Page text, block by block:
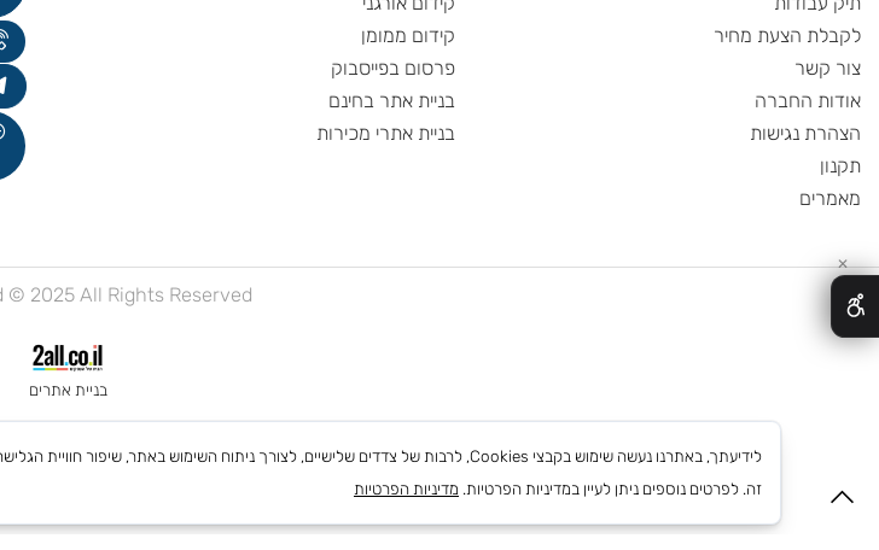
הצעת מחיר
החברה
נגישות
בניית אתרים
קידום אורגני
קידום ממומן
פרסום בפייסבוק
© 2025 All Rights Reserved